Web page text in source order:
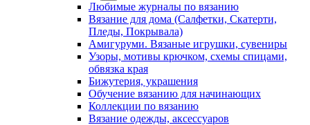
Любимые журналы по вязанию
Вязание для дома (Салфетки, Скатерти,
Пледы, Покрывала)
Амигуруми. Вязаные игрушки, сувениры
Узоры, мотивы крючком, схемы спицами,
обвязка края
Бижутерия, украшения
Обучение вязанию для начинающих
Коллекции по вязанию
Вязание одежды, аксессуаров